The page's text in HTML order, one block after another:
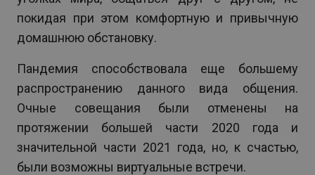
покидая при этом комфортную и привычную
домашнюю обстановку.
Пандемия способствовала еще большему
распространению данного вида общения.
Очные совещания были отменены на
протяжении большей части 2020 года и
значительной части 2021 года, но, к счастью,
были возможны виртуальные встречи.